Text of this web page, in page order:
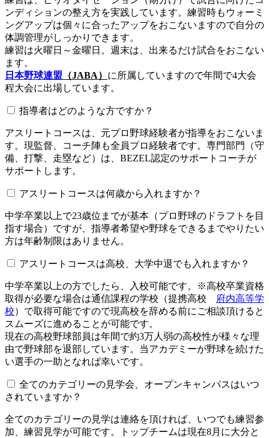
ンディションの整え方を実践しています。練習時もウォーミ
ングアップは個々に合ったアップをおこないますので自分の
体調管理がしっかりできます。
練習は火曜日～金曜日。週末は、出来るだけ試合をおこない
ます。
日本野球連盟 （JABA） に所属していますので年間で4大会
程大会に出場しています。
指導者はどのような方ですか？
アスリートコースは、元プロ野球経験者が指導をおこないま
す。現監督、コーチ陣も全員プロ経験者です。専門部門（守
備、打撃、走塁など）は、BEZEL認定のサポートコーチが
サポートします。
アスリートコースは何歳から入れますか？
中学卒業以上で23歳位までが基本（プロ野球のドラフトを目
指す場合）ですが、指導者希望や野球をできるまでやりたい
方は年齢制限はありません。
アスリートコースは高校、大学中退でも入れますか？
中学卒業以上の方でしたら、入校可能です。※高校卒業資格
取得が必要な場合は通信課程の学校（提携高校
府内高等学
校）で取得可能ですので現高校を辞める前にご相談頂けると
スムーズに進めることが可能です。
現在の高校野球部員は年間で約3万人弱の高校性が様々な理
由で野球部を退部しています。当アカデミーが野球を続けた
い選手の一助となれば幸いです。
全てのカテゴリーの見学会、オープンキャンパスはいつ
されていますか？​​​​​
全てのカテゴリーの見学は連絡を頂ければ、いつでも練習参
加、練習見学が可能です。トップチームは現在8月に大分と